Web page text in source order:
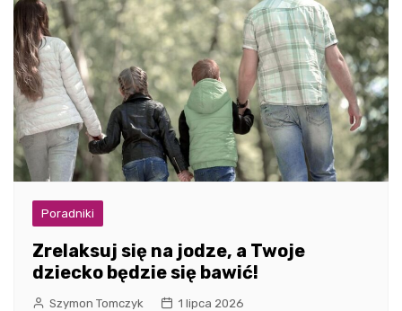
Poradniki
Zrelaksuj się na jodze, a Twoje
dziecko będzie się bawić!
Szymon Tomczyk 1 lipca 2026